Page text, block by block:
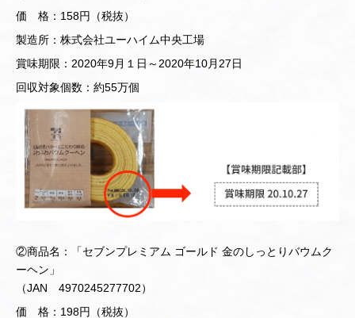
価 格：158円（税抜）
製造所：株式会社ユーハイム中央工場
賞味期限：2020年9月１日～2020年10月27日
回収対象個数：約55万個
②商品名：「セブンプレミアム ゴールド 金のしっとりバウムク
ーヘン」
（JAN 4970245277702）
価 格：198円（税抜）